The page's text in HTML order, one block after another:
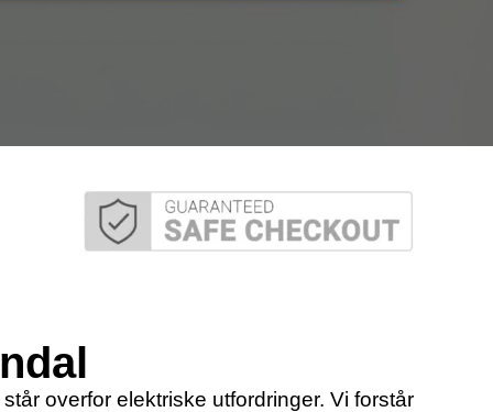
overfor elektriske utfordringer. Vi forstår